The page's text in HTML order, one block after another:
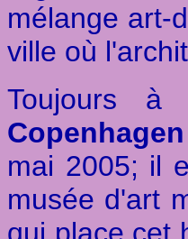
mélange art-
ville où
Toujours à
mai 2005; il
musée d'art